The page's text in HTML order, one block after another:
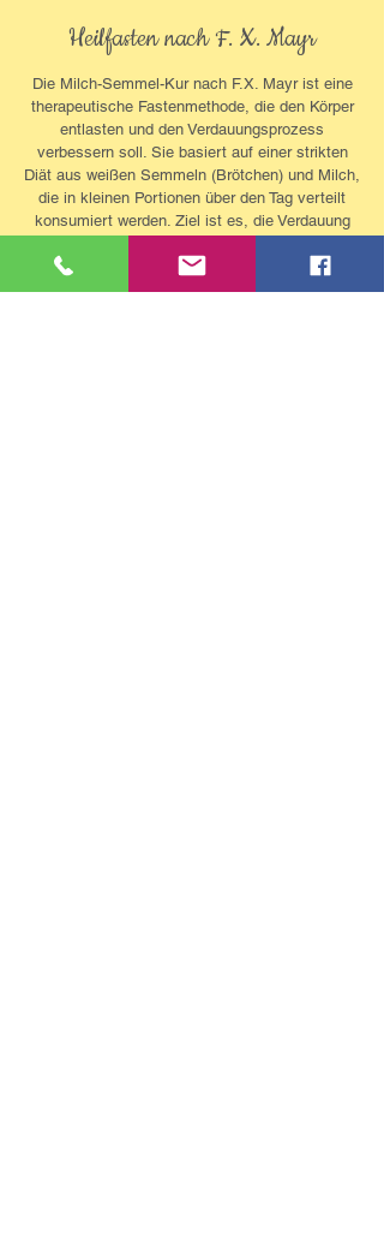
Heilfasten nach F. X. Mayr
Die Milch-Semmel-Kur nach F.X. Mayr ist eine
therapeutische Fastenmethode, die den Körper
entlasten und den Verdauungsprozess
verbessern soll. Sie basiert auf einer strikten
Diät aus weißen Semmeln (Brötchen) und Milch,
die in kleinen Portionen über den Tag verteilt
konsumiert werden. Ziel ist es, die Verdauung
Dabei wird der Magen-Darm-Trakt entlastet und
die Regeneration der Verdauungsorgane